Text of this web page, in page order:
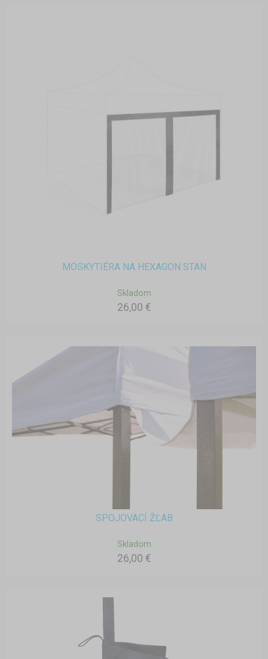
MOSKYTIÉRA NA HEXAGON STAN
Skladom
26,00 €
SPOJOVACÍ ŽĽAB
Skladom
26,00 €